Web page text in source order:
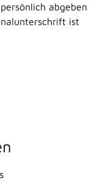
abgeben
ist